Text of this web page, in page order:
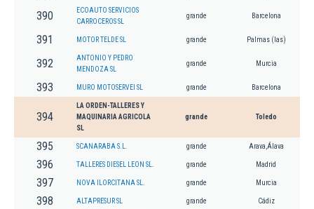
390
ECOAUTO SERVICIOS
CARROCEROS SL
grande Barcelona
391 MOTOR TELDE SL grande Palmas (las)
392
ANTONIO Y PEDRO
MENDOZA SL
grande Murcia
393 MURO MOTOSERVEI SL grande Barcelona
394
LA ORDEN-TALLERES Y
MAQUINARIA AGRICOLA
SL
grande Toledo
395 SCANARABA S.L. grande Arava,Álava
396 TALLERES DIESEL LEON SL. grande Madrid
397 NOVA ILORCITANA SL. grande Murcia
398 ALTAPRESUR SL grande Cádiz